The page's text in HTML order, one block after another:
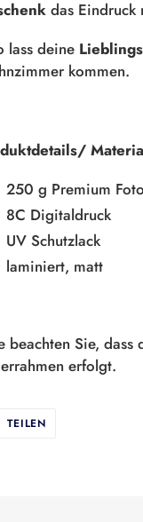
das Eindruck
lass deine
kommen.
250 g Premium
8C Digitaldruck
UV Schutzlack
laminiert, matt
beachten Sie, dass
erfolgt.
TEILEN